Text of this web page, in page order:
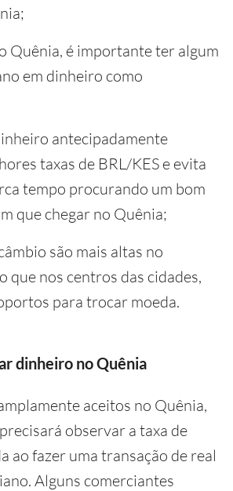
Quênia, é importante ter algum
em dinheiro como
antecipadamente
taxas de BRL/KES e evita
tempo procurando um bom
que chegar no Quênia;
são mais altas no
que nos centros das cidades,
para trocar moeda.
dinheiro no Quênia
aceitos no Quênia,
observar a taxa de
ao fazer uma transação de real
Alguns comerciantes